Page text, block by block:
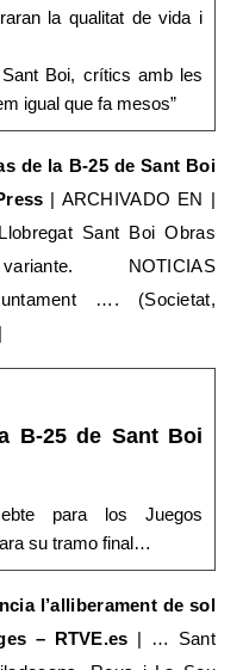
la qualitat de vida i
Boi, crítics amb les
igual que fa mesos”
de la B-25 de Sant Boi
| ARCHIVADO EN |
Sant Boi Obras
NOTICIAS
…. (Societat,
B-25 de Sant Boi
para los Juegos
su tramo final…
l’alliberament de sol
– RTVE.es | … Sant